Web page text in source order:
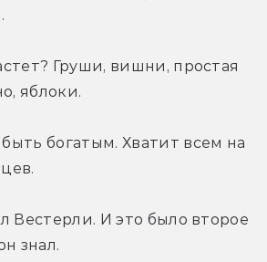
Груши, вишни, простая
яблоки.
богатым. Хватит всем на
Вестерли. И это было второе
знал.